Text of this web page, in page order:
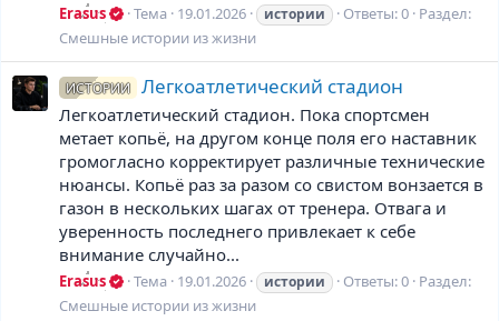
Erasus Тема 19.01.2026 истории Ответы: 0 Раздел:
Смешные истории из жизни
ИСТОРИИ Легкоатлетический стадион
Легкоатлетический стадион. Пока спортсмен
метает копьё, на другом конце поля его наставник
громогласно корректирует различные технические
нюансы. Копьё раз за разом со свистом вонзается в
газон в нескольких шагах от тренера. Отвага и
уверенность последнего привлекает к себе
внимание случайно...
Erasus Тема 19.01.2026 истории Ответы: 0 Раздел:
Смешные истории из жизни